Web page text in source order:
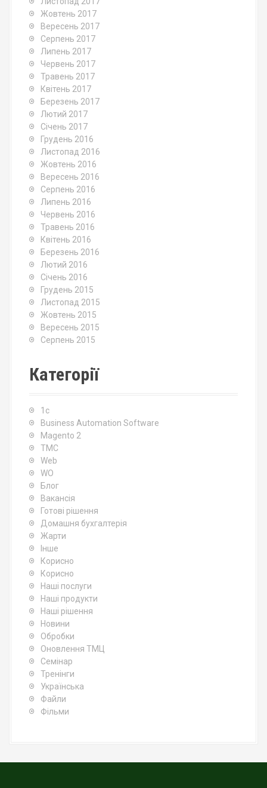
Жовтень 2017
Вересень 2017
Серпень 2017
Липень 2017
Червень 2017
Травень 2017
Квітень 2017
Березень 2017
Лютий 2017
Січень 2017
Грудень 2016
Листопад 2016
Жовтень 2016
Вересень 2016
Серпень 2016
Липень 2016
Червень 2016
Травень 2016
Квітень 2016
Березень 2016
Лютий 2016
Січень 2016
Грудень 2015
Листопад 2015
Жовтень 2015
Вересень 2015
Серпень 2015
Категорії
1c
Business Automation Software
Magento 2
TMC
Web
WO
Блог
Вакансія
Готові рішення
Домашня бухгалтерія
Жарти
Інше
Корисно
Корисно
Наші послуги
Наші продукти
Наші рішення
Новини
Обробки
Оновлення ТМЦ
Семінар
Тренінги
Українська
Файли
Фільми